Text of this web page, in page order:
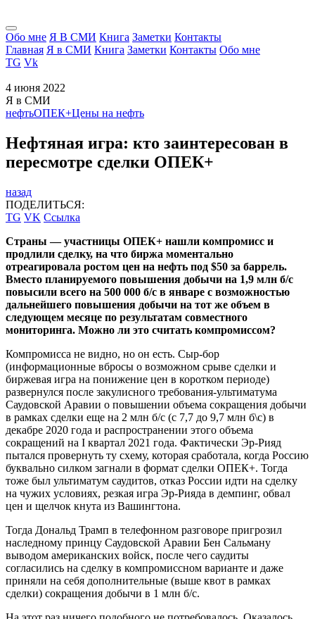
Обо мне Я В СМИ Книга Заметки Контакты
Главная Я в СМИ Книга Заметки Контакты Обо мне
TG Vk
4 июня 2022
Я в СМИ
нефтьОПЕК+Цены на нефть
Нефтяная игра: кто заинтересован в
пересмотре сделки ОПЕК+
назад
ПОДЕЛИТЬСЯ:
TG VK Ссылка
Страны — участницы ОПЕК+ нашли компромисс и
продлили сделку, на что биржа моментально
отреагировала ростом цен на нефть под $50 за баррель.
Вместо планируемого повышения добычи на 1,9 млн б/с
повысили всего на 500 000 б/с в январе с возможностью
дальнейшего повышения добычи на тот же объем в
следующем месяце по результатам совместного
мониторинга. Можно ли это считать компромиссом?
Компромисса не видно, но он есть. Сыр-бор
(информационные вбросы о возможном срыве сделки и
биржевая игра на понижение цен в коротком периоде)
развернулся после закулисного требования-ультиматума
Саудовской Аравии о повышении объема сокращения добычи
в рамках сделки еще на 2 млн б/с (с 7,7 до 9,7 млн б\с) в
декабре 2020 года и распространении этого объема
сокращений на I квартал 2021 года. Фактически Эр-Рияд
пытался провернуть ту схему, которая сработала, когда Россию
буквально силком загнали в формат сделки ОПЕК+. Тогда
тоже был ультиматум cаудитов, отказ России идти на сделку
на чужих условиях, резкая игра Эр-Рияда в демпинг, обвал
цен и щелчок кнута из Вашингтона.
Тогда Дональд Трамп в телефонном разговоре пригрозил
наследному принцу Саудовской Аравии Бен Сальману
выводом американских войск, после чего cаудиты
согласились на сделку в компромиссном варианте и даже
приняли на себя дополнительные (выше квот в рамках
сделки) сокращения добычи в 1 млн б/с.